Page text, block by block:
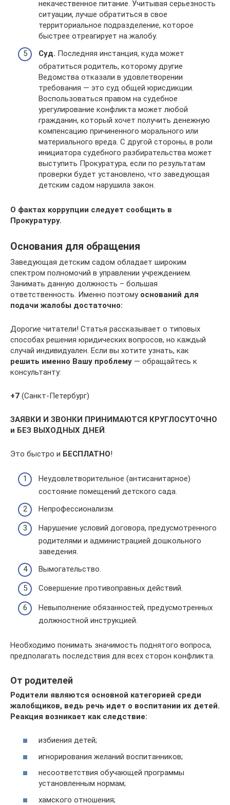
некачественное питание. Учитывая серьезность
ситуации, лучше обратиться в свое
территориальное подразделение, которое
быстрее отреагирует на жалобу.
Суд. Последняя инстанция, куда может
обратиться родитель, которому другие
Ведомства отказали в удовлетворении
требования — это суд общей юрисдикции.
Воспользоваться правом на судебное
урегулирование конфликта может любой
гражданин, который хочет получить денежную
компенсацию причиненного морального или
материального вреда. С другой стороны, в роли
инициатора судебного разбирательства может
выступить Прокуратура, если по результатам
проверки будет установлено, что заведующая
детским садом нарушила закон.
О фактах коррупции следует сообщить в
Прокуратуру.
Основания для обращения
Заведующая детским садом обладает широким
спектром полномочий в управлении учреждением.
Занимать данную должность – большая
ответственность. Именно поэтому оснований для
подачи жалобы достаточно:
Дорогие читатели! Статья рассказывает о типовых
способах решения юридических вопросов, но каждый
случай индивидуален. Если вы хотите узнать, как
решить именно Вашу проблему — обращайтесь к
консультанту:
+7 (Санкт-Петербург)
ЗАЯВКИ И ЗВОНКИ ПРИНИМАЮТСЯ КРУГЛОСУТОЧНО
и БЕЗ ВЫХОДНЫХ ДНЕЙ
Это быстро и БЕСПЛАТНО!
Неудовлетворительное (антисанитарное)
состояние помещений детского сада.
Непрофессионализм.
Нарушение условий договора, предусмотренного
родителями и администрацией дошкольного
заведения.
Вымогательство.
Совершение противоправных действий.
Невыполнение обязанностей, предусмотренных
должностной инструкцией.
Необходимо понимать значимость поднятого вопроса,
предполагать последствия для всех сторон конфликта.
От родителей
Родители являются основной категорией среди
жалобщиков, ведь речь идет о воспитании их детей.
Реакция возникает как следствие:
избиения детей;
игнорирования желаний воспитанников;
несоответствия обучающей программы
установленным нормам;
хамского отношения;